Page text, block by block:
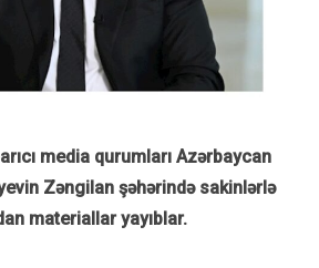
media qurumları Azərbaycan
Zəngilan şəhərində sakinlərlə
materiallar yayıblar.